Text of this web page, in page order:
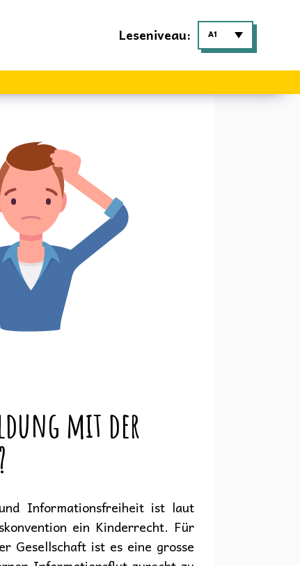
Leseniveau: A1
mit der
Informationsfreiheit ist laut
ein Kinderrecht. Für
Gesellschaft ist es eine grosse